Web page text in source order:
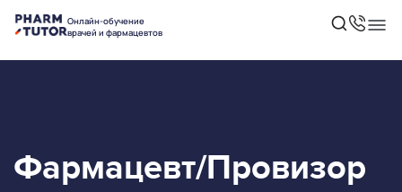
Онлайн-обучение
врачей и фармацевтов
Фармацевт/Провизор